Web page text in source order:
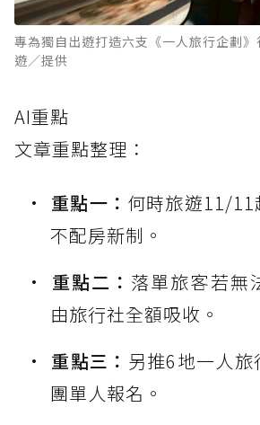
專為獨自出遊打造六支《一人旅行企劃
遊／提供
AI重點
文章重點整理：
重點一： 何時旅遊11/11
不配房新制。
重點二： 落單旅客若無
由旅行社全額吸收。
重點三： 另推6地一人
團單人報名。